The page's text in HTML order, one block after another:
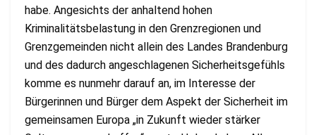
habe. Angesichts der anhaltend hohen
Kriminalitätsbelastung in den Grenzregionen und
Grenzgemeinden nicht allein des Landes Brandenburg
und des dadurch angeschlagenen Sicherheitsgefühls
komme es nunmehr darauf an, im Interesse der
Bürgerinnen und Bürger dem Aspekt der Sicherheit im
gemeinsamen Europa „in Zukunft wieder stärker